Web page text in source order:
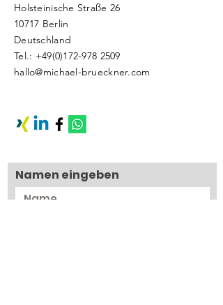
Holsteinische Straße 26
10717 Berlin
Deutschland​
Tel.: +49(0)172-978 2509
hallo@michael-brueckner.com
Namen eingeben